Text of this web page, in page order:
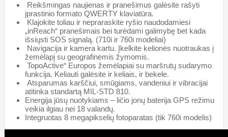
Reikšmingas naujienas ir pranešimus galėsite rašyti
įprastinio formato QWERTY klaviatūra.
Klajokite toliau ir nepraraskite ryšio naudodamiesi
„inReach“ pranešimais bei turėdami galimybę bet kada
išsiųsti SOS signalą. (710i ir 760i modeliai)
Navigacija ir kamera kartu. Įkelkite kelionės nuotraukas į
žemėlapį su geografinėmis žymomis.
TopoActive“ Europos žemėlapiai su maršrutų sudarymo
funkcija. Keliauti galėsite ir keliais, ir bekele.
Atsparumas karščiui, smūgiams, vandeniui ir vibracijai
atitinka standartą MIL-STD 810.
Energija jūsų nuotykiams – ličio jonų baterija GPS režimu
veikia ilgiau nei 18 valandų.
Integruotas 8 megapikselių fotoparatas (tik 760i modelis)